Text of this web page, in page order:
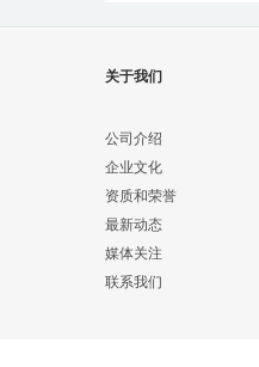
关于我们
公司介绍
企业文化
资质和荣誉
最新动态
媒体关注
联系我们